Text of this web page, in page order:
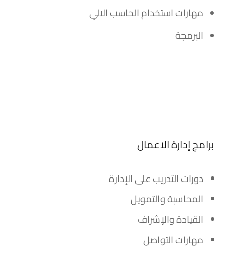
مهارات استخدام الحاسب الالي
البرمجة
برامج إدارة الاعمال
دورات التدريب على الإدارة
المحاسبة والتمويل
القيادة والإشراف
مهارات التواصل